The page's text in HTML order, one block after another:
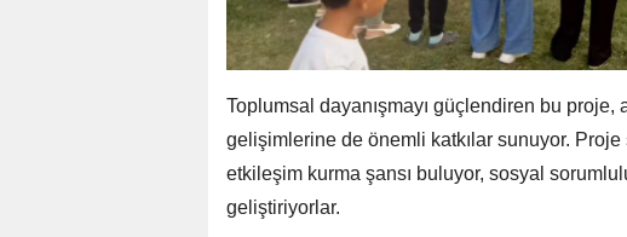
Toplumsal dayanışmayı güçlendiren bu proje,
gelişimlerine de önemli katkılar sunuyor.
etkileşim kurma şansı buluyor, sosyal
geliştiriyorlar.